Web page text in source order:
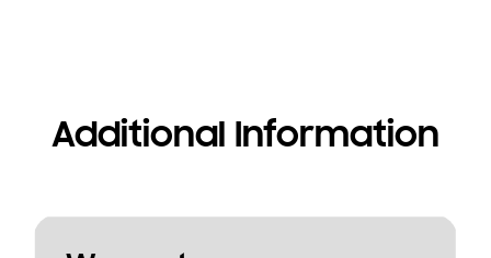
Additional Information